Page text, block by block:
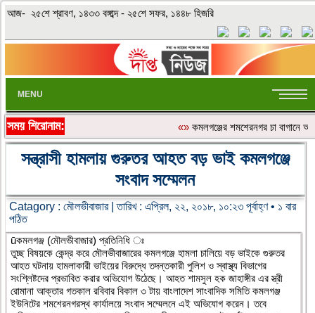
আজ- ২৫শে শ্রাবণ, ১৪৩৩ বঙ্গাব্দ - ২৫শে সফর, ১৪৪৮ হিজরি
MENU
সময় শিরোনাম: «»কমলগঞ্জের শমশেরনগর চা বাগানে
সন্ত্রাসী হামলায় গুরুতর আহত বড় ভাই কমলগঞ্জে
সংবাদ সম্মেলন
Catagory : মৌলভীবাজার| তারিখ : এপ্রিল, ২২, ২০১৮, ১০:২৩ পূর্বাহ্ণ • ১ বার
পঠিত
ūকমলগঞ্জ (মৌলভীবাজার) প্রতিনিধি ঃ
তুচ্ছ বিষয়কে কেন্দ্র করে মৌলভীবাজারের কমলগঞ্জে হামলা চালিয়ে বড় ভাইকে গুরুতর
আহত ঘটনায় হামলাকারী ভাইয়ের বিরুদ্ধে তদন্তকারী পুলিশ ও স্বাস্থ্য বিভাগের
সংশ্লিষ্টদের প্রভাবিত করার অভিযোগ উঠেছে। আহত শামসুল হক জাহাঙ্গীর এর স্ত্রী
রোমানা আক্তার গতকাল রবিবার বিকাল ৩ টায় বাংলাদেশ সাংবাদিক সমিতি কমলগঞ্জ
ইউনিটের শমশেরনগরস্থ কার্যালয়ে সংবাদ সম্মেলনে এই অভিযোগ করেন। তবে